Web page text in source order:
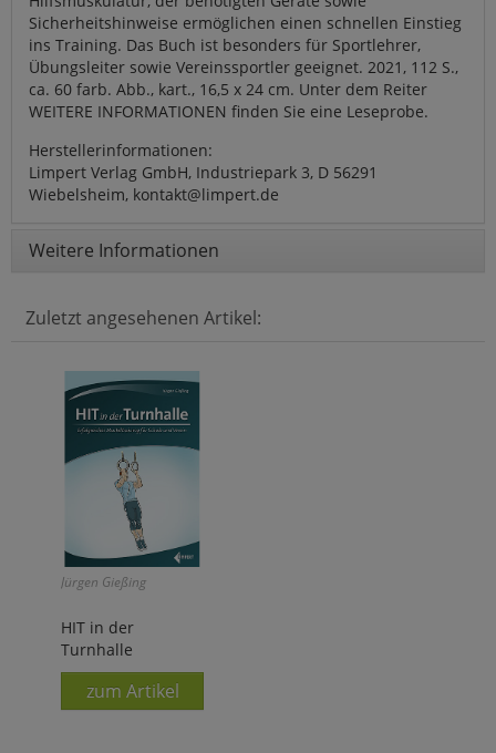
Sicherheitshinweise ermöglichen einen schnellen Einstieg
ins Training. Das Buch ist besonders für Sportlehrer,
Übungsleiter sowie Vereinssportler geeignet. 2021, 112 S.,
ca. 60 farb. Abb., kart., 16,5 x 24 cm. Unter dem Reiter
WEITERE INFORMATIONEN finden Sie eine Leseprobe.
Herstellerinformationen:
Limpert Verlag GmbH, Industriepark 3, D 56291
Wiebelsheim, kontakt@limpert.de
Weitere Informationen
Zuletzt angesehenen Artikel:
Jürgen Gießing
HIT in der
Turnhalle
zum Artikel